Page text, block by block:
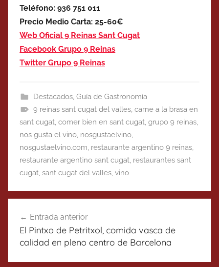
Teléfono: 936 751 011
Precio Medio Carta: 25-60€
Web Oficial 9 Reinas Sant Cugat
Facebook Grupo 9 Reinas
Twitter Grupo 9 Reinas
Destacados, Guía de Gastronomía
9 reinas sant cugat del valles, carne a la brasa en
sant cugat, comer bien en sant cugat, grupo 9 reinas,
nos gusta el vino, nosgustaelvino,
nosgustaelvino.com, restaurante argentino 9 reinas,
restaurante argentino sant cugat, restaurantes sant
cugat, sant cugat del valles, vino
de
entradas
Entrada anterior
El Pintxo de Petritxol, comida vasca de
calidad en pleno centro de Barcelona